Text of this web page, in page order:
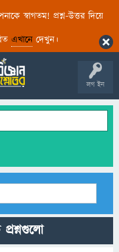
স্বাগতম! প্রশ্ন-উত্তর দিয়ে
এখানেদেখুন।
লগ ইন
প্রশ্নগুলো